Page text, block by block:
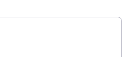
2 vezes ao dia sobre a pele
obter melhres